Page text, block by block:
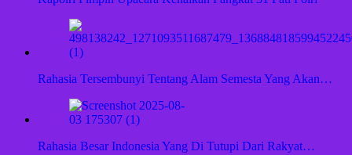
Rahasia Tersembunyi Tentang Alam Semesta Yang Akan…
Rahasia Besar Indonesia Yang Di Tutupi Dari Rakyat…